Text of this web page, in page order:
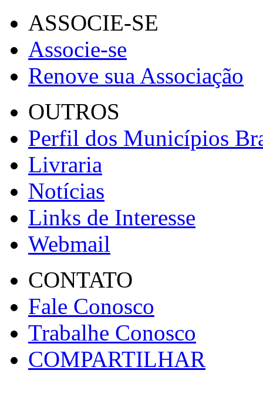
ASSOCIE-SE
Associe-se
Renove sua Associação
OUTROS
Perfil dos Municípios
Livraria
Notícias
Links de Interesse
Webmail
CONTATO
Fale Conosco
Trabalhe Conosco
COMPARTILHAR